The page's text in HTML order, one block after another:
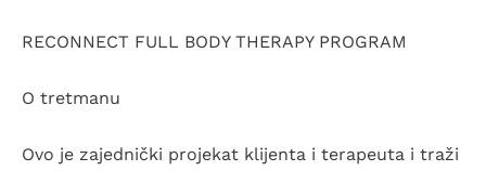
RECONNECT FULL BODY THERAPY PROGRAM
O tretmanu
Ovo je zajednički projekat klijenta i terapeuta i traži